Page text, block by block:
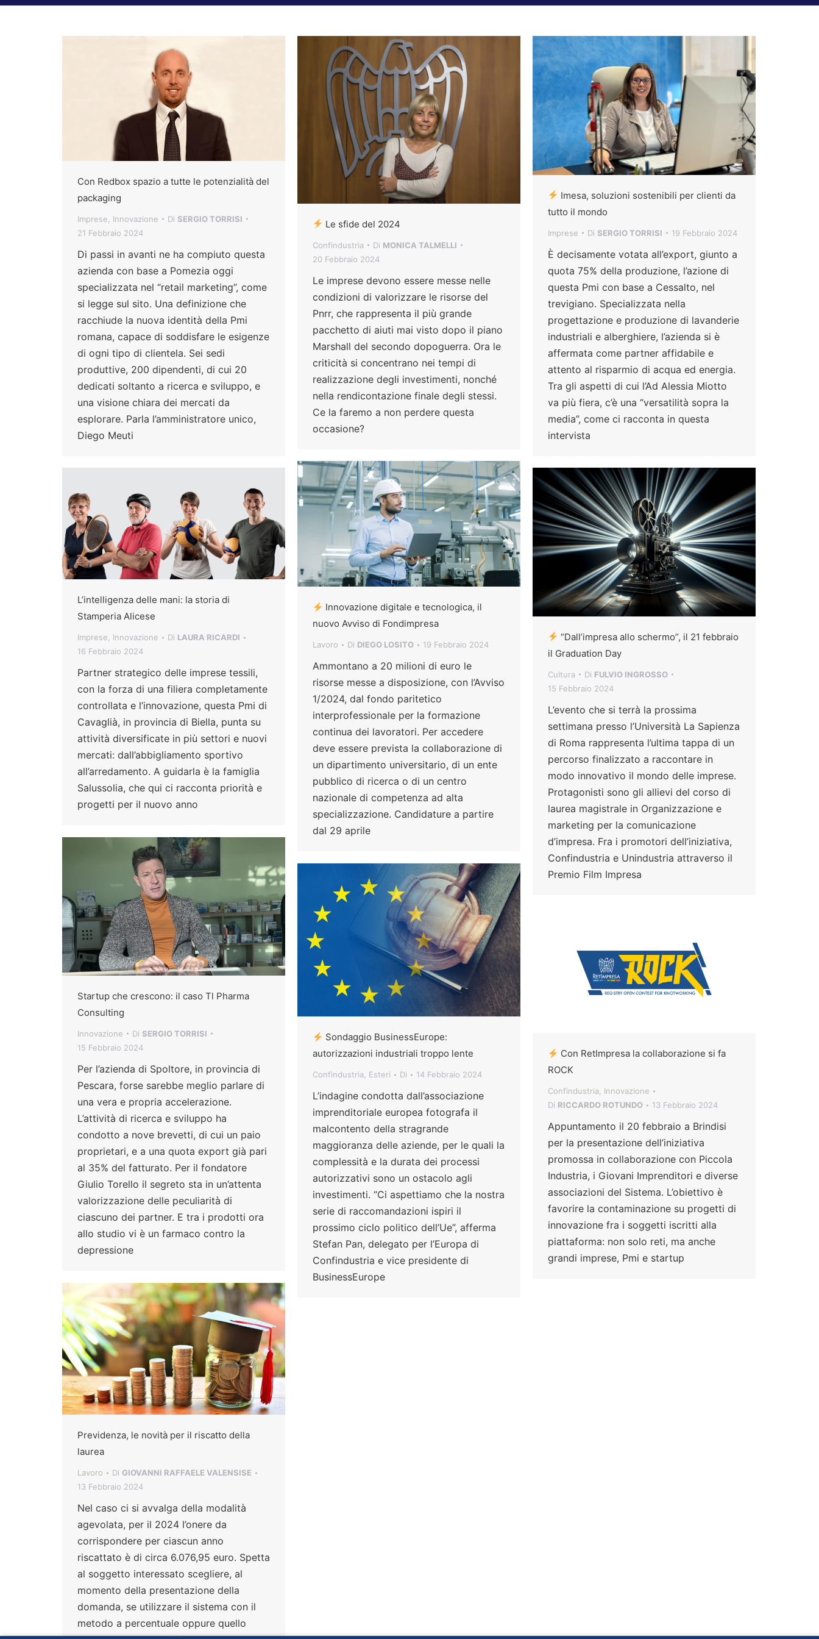
Con Redbox spazio a tutte le potenzialità del
packaging
Imprese Innovazione Di SERGIO TORRISI
21 Febbraio 2024
Di passi in avanti ne ha compiuto questa
azienda con base a Pomezia oggi
specializzata nel “retail marketing”, come
si legge sul sito. Una definizione che
racchiude la nuova identità della Pmi
romana, capace di soddisfare le esigenze
di ogni tipo di clientela. Sei sedi
produttive, 200 dipendenti, di cui 20
dedicati soltanto a ricerca e sviluppo, e
una visione chiara dei mercati da
esplorare. Parla l’amministratore unico,
Diego Meuti
Le sfide del 2024
Confindustria Di MONICA TALMELLI
20 Febbraio 2024
Le imprese devono essere messe nelle
condizioni di valorizzare le risorse del
Pnrr, che rappresenta il più grande
pacchetto di aiuti mai visto dopo il piano
Marshall del secondo dopoguerra. Ora le
criticità si concentrano nei tempi di
realizzazione degli investimenti, nonché
nella rendicontazione finale degli stessi.
Ce la faremo a non perdere questa
occasione?
Imesa, soluzioni sostenibili per clienti da
tutto il mondo
Imprese Di SERGIO TORRISI 19 Febbraio 2024
È decisamente votata all’export, giunto a
quota 75% della produzione, l’azione di
questa Pmi con base a Cessalto, nel
trevigiano. Specializzata nella
progettazione e produzione di lavanderie
industriali e alberghiere, l’azienda si è
affermata come partner affidabile e
attento al risparmio di acqua ed energia.
Tra gli aspetti di cui l’Ad Alessia Miotto
va più fiera, c’è una “versatilità sopra la
media”, come ci racconta in questa
intervista
Innovazione digitale e tecnologica, il
nuovo Avviso di Fondimpresa
Lavoro Di DIEGO LOSITO 19 Febbraio 2024
Ammontano a 20 milioni di euro le
risorse messe a disposizione, con l’Avviso
1/2024, dal fondo paritetico
interprofessionale per la formazione
continua dei lavoratori. Per accedere
deve essere prevista la collaborazione di
un dipartimento universitario, di un ente
pubblico di ricerca o di un centro
nazionale di competenza ad alta
specializzazione. Candidature a partire
dal 29 aprile
L’intelligenza delle mani: la storia di
Stamperia Alicese
Imprese Innovazione Di LAURA RICARDI
16 Febbraio 2024
Partner strategico delle imprese tessili,
con la forza di una filiera completamente
controllata e l’innovazione, questa Pmi di
Cavaglià, in provincia di Biella, punta su
attività diversificate in più settori e nuovi
mercati: dall’abbigliamento sportivo
all’arredamento. A guidarla è la famiglia
Salussolia, che qui ci racconta priorità e
progetti per il nuovo anno
“Dall’impresa allo schermo”, il 21 febbraio
il Graduation Day
Cultura Di FULVIO INGROSSO
15 Febbraio 2024
L’evento che si terrà la prossima
settimana presso l’Università La Sapienza
di Roma rappresenta l’ultima tappa di un
percorso finalizzato a raccontare in
modo innovativo il mondo delle imprese.
Protagonisti sono gli allievi del corso di
laurea magistrale in Organizzazione e
marketing per la comunicazione
d’impresa. Fra i promotori dell’iniziativa,
Confindustria e Unindustria attraverso il
Premio Film Impresa
Startup che crescono: il caso Tl Pharma
Consulting
Innovazione Di SERGIO TORRISI
15 Febbraio 2024
Per l’azienda di Spoltore, in provincia di
Pescara, forse sarebbe meglio parlare di
una vera e propria accelerazione.
L’attività di ricerca e sviluppo ha
condotto a nove brevetti, di cui un paio
proprietari, e a una quota export già pari
al 35% del fatturato. Per il fondatore
Giulio Torello il segreto sta in un’attenta
valorizzazione delle peculiarità di
ciascuno dei partner. E tra i prodotti ora
allo studio vi è un farmaco contro la
depressione
Sondaggio BusinessEurope:
autorizzazioni industriali troppo lente
Confindustria, Esteri Di 14 Febbraio 2024
L’indagine condotta dall’associazione
imprenditoriale europea fotografa il
malcontento della stragrande
maggioranza delle aziende, per le quali la
complessità e la durata dei processi
autorizzativi sono un ostacolo agli
investimenti. “Ci aspettiamo che la nostra
serie di raccomandazioni ispiri il
prossimo ciclo politico dell’Ue”, afferma
Stefan Pan, delegato per l’Europa di
Confindustria e vice presidente di
BusinessEurope
Con RetImpresa la collaborazione si fa
ROCK
Confindustria
Innovazione
Di RICCARDO ROTUNDO 13 Febbraio 2024
Appuntamento il 20 febbraio a Brindisi
per la presentazione dell’iniziativa
promossa in collaborazione con Piccola
Industria, i Giovani Imprenditori e diverse
associazioni del Sistema. L’obiettivo è
favorire la contaminazione su progetti di
innovazione fra i soggetti iscritti alla
piattaforma: non solo reti, ma anche
grandi imprese, Pmi e startup
Previdenza, le novità per il riscatto della
laurea
Lavoro Di GIOVANNI RAFFAELE VALENSISE
13 Febbraio 2024
Nel caso ci si avvalga della modalità
agevolata, per il 2024 l’onere da
corrispondere per ciascun anno
riscattato è di circa 6.076,95 euro. Spetta
al soggetto interessato scegliere, al
momento della presentazione della
domanda, se utilizzare il sistema con il
metodo a percentuale oppure quello